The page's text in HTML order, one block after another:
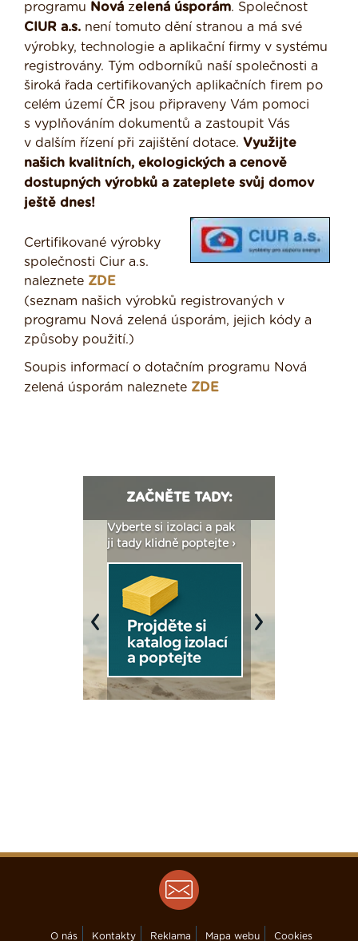
programu Nová zelená úsporám. Společnost
CIUR a.s. není tomuto dění stranou a má své
výrobky, technologie a aplikační firmy v systému
registrovány. Tým odborníků naší společnosti a
široká řada certifikovaných aplikačních firem po
celém území ČR jsou připraveny Vám pomoci
s vyplňováním dokumentů a zastoupit Vás
v dalším řízení při zajištění dotace. Využijte
našich kvalitních, ekologických a cenově
dostupných výrobků a zateplete svůj domov
ještě dnes!
Certifikované výrobky
společnosti Ciur a.s.
naleznete ZDE
(seznam našich výrobků registrovaných v
programu Nová zelená úsporám, jejich kódy a
způsoby použití.)
Soupis informací o dotačním programu Nová
zelená úsporám naleznete ZDE
ZAČNĚTE TADY:
Vyberte si izolaci a pak
ji tady klidně poptejte ›
Previous Next
O nás Kontakty Reklama Mapa webu Cookies